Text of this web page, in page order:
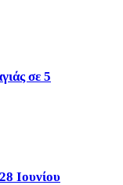
σε 5
Ιουνίου